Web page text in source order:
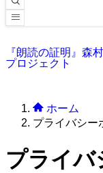
『朗読の証明』森
プロジェクト
ホーム
プライバシー
プライバ